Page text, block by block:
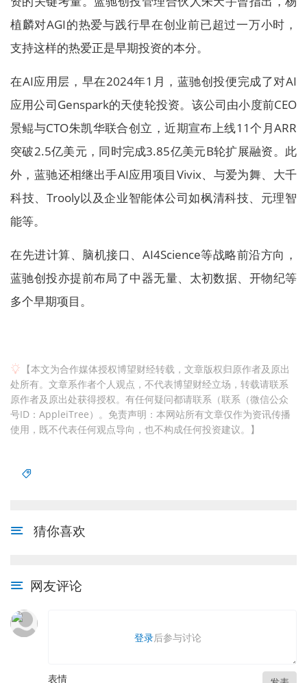
植麟对AGI的热爱与践行早在创业前已超过一万小时，
支持这样的热爱正是早期投资的本分。
在AI应用层，早在2024年1月，蓝驰创投便完成了对AI
应用公司Genspark的天使轮投资。该公司由小度前CEO
景鲲与CTO朱凯华联合创立，近期宣布上线11个月ARR
突破2.5亿美元，同时完成3.85亿美元B轮扩展融资。此
外，蓝驰还相继出手AI应用项目Vivix、与爱为舞、大千
科技、Trooly以及企业智能体公司如枫清科技、元理智
能等。
在先进计算、脑机接口、AI4Science等战略前沿方向，
蓝驰创投亦提前布局了中器无量、太初数据、开物纪等
多个早期项目。
【本文为合作媒体授权博望财经转载，文章版权归原作者及原出
处所有。文章系作者个人观点，不代表博望财经立场，转载请联系
原作者及原出处获得授权。有任何疑问都请联系（联系（微信公众
号ID：AppleiTree）。免责声明：本网站所有文章仅作为资讯传播
使用，既不代表任何观点导向，也不构成任何投资建议。】
猜你喜欢
网友评论
登录后参与讨论
表情